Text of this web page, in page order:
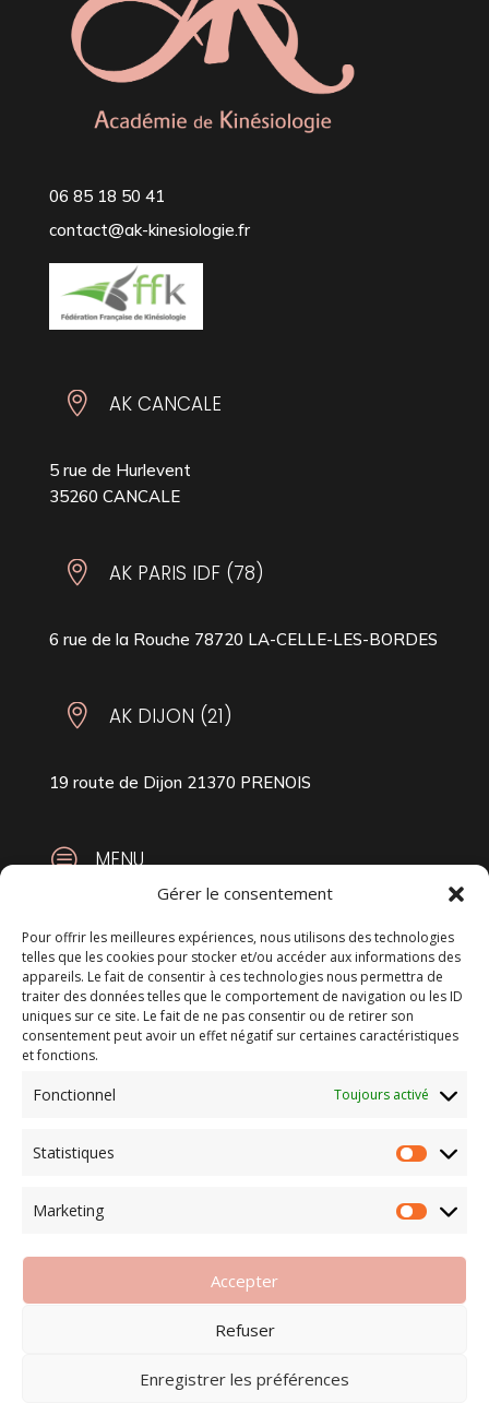
Gérer le consentement
Pour offrir les meilleures expériences, nous utilisons des technologies
telles que les cookies pour stocker et/ou accéder aux informations des
appareils. Le fait de consentir à ces technologies nous permettra de
traiter des données telles que le comportement de navigation ou les ID
uniques sur ce site. Le fait de ne pas consentir ou de retirer son
consentement peut avoir un effet négatif sur certaines caractéristiques
et fonctions.
Fonctionnel Toujours activé
Statistiques
Marketing
Accepter
Refuser
Enregistrer les préférences
06 85 18 50 41
contact@ak-kinesiologie.fr
 AK CANCALE
5 rue de Hurlevent
35260 CANCALE
 AK PARIS IDF (78)
6 rue de la Rouche 78720 LA-CELLE-LES-BORDES
 AK DIJON (21)
19 route de Dijon 21370 PRENOIS
c MENU
Notre équipe
Les Formations
Les Plannings
Nos événements
Inscriptions
Mentions légales–Politique de confidentialité
Rights Reserved.